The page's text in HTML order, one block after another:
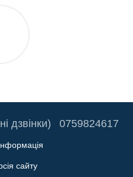
дзвінки) 0759824617
сайту